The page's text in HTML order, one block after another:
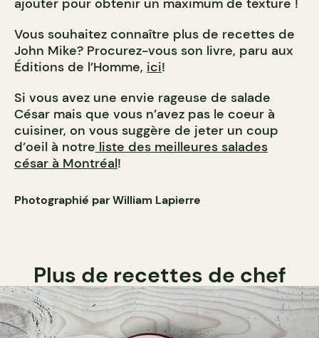
ajouter pour obtenir un maximum de texture !
Vous souhaitez connaître plus de recettes de
John Mike? Procurez-vous son livre, paru aux
Éditions de l’Homme, ici!
Si vous avez une envie rageuse de salade
César mais que vous n’avez pas le coeur à
cuisiner, on vous suggère de jeter un coup
d’oeil à notre liste des meilleures salades
césar à Montréal!
Photographié par William Lapierre
Plus de recettes de chef